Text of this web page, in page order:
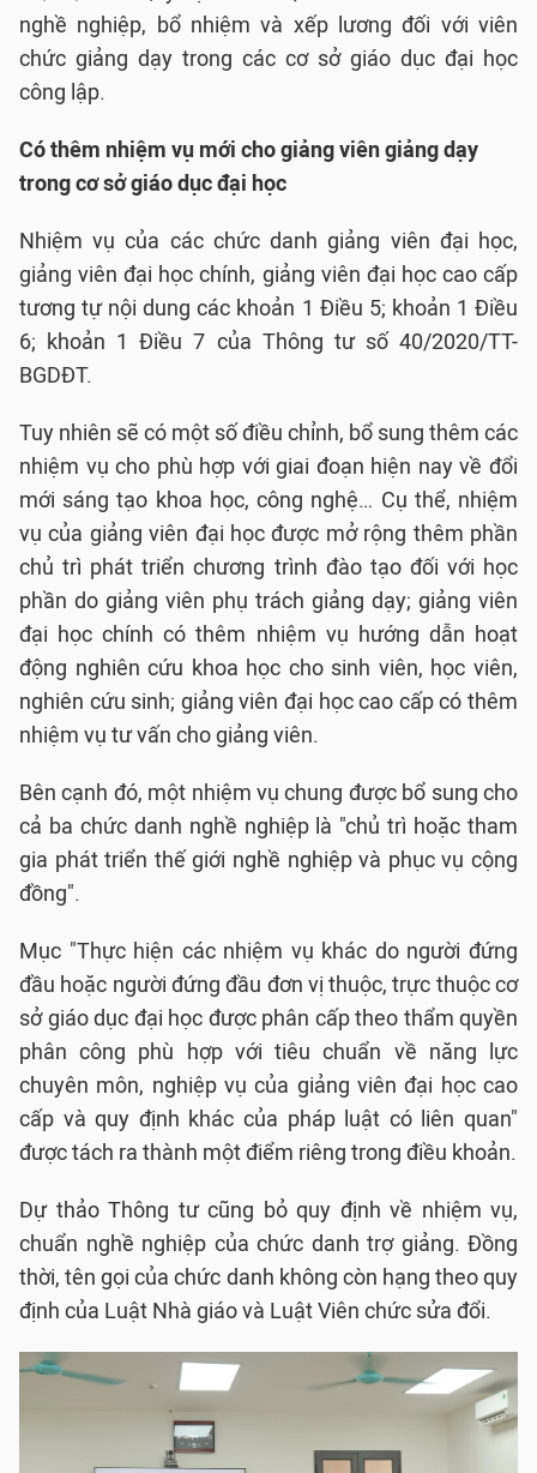
nghề nghiệp, bổ nhiệm và xếp lương đối với viên
chức giảng dạy trong các cơ sở giáo dục đại học
công lập.
Có thêm nhiệm vụ mới cho giảng viên giảng dạy
trong cơ sở giáo dục đại học
Nhiệm vụ của các chức danh giảng viên đại học,
giảng viên đại học chính, giảng viên đại học cao cấp
tương tự nội dung các khoản 1 Điều 5; khoản 1 Điều
6; khoản 1 Điều 7 của Thông tư số 40/2020/TT-
BGDĐT.
Tuy nhiên sẽ có một số điều chỉnh, bổ sung thêm các
nhiệm vụ cho phù hợp với giai đoạn hiện nay về đổi
mới sáng tạo khoa học, công nghệ… Cụ thể, nhiệm
vụ của giảng viên đại học được mở rộng thêm phần
chủ trì phát triển chương trình đào tạo đối với học
phần do giảng viên phụ trách giảng dạy; giảng viên
đại học chính có thêm nhiệm vụ hướng dẫn hoạt
động nghiên cứu khoa học cho sinh viên, học viên,
nghiên cứu sinh; giảng viên đại học cao cấp có thêm
nhiệm vụ tư vấn cho giảng viên.
Bên cạnh đó, một nhiệm vụ chung được bổ sung cho
cả ba chức danh nghề nghiệp là "chủ trì hoặc tham
gia phát triển thế giới nghề nghiệp và phục vụ cộng
đồng".
Mục "Thực hiện các nhiệm vụ khác do người đứng
đầu hoặc người đứng đầu đơn vị thuộc, trực thuộc cơ
sở giáo dục đại học được phân cấp theo thẩm quyền
phân công phù hợp với tiêu chuẩn về năng lực
chuyên môn, nghiệp vụ của giảng viên đại học cao
cấp và quy định khác của pháp luật có liên quan"
được tách ra thành một điểm riêng trong điều khoản.
Dự thảo Thông tư cũng bỏ quy định về nhiệm vụ,
chuẩn nghề nghiệp của chức danh trợ giảng. Đồng
thời, tên gọi của chức danh không còn hạng theo quy
định của Luật Nhà giáo và Luật Viên chức sửa đổi.